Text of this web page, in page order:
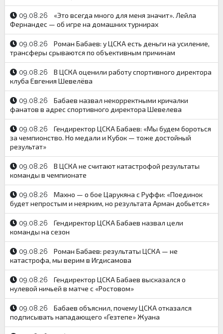
09.08.26
«Это всегда много для меня значит». Лейла
Фернандес — об игре на домашних турнирах
09.08.26
Роман Бабаев: у ЦСКА есть деньги на усиление,
трансферы срываются по объективным причинам
09.08.26
В ЦСКА оценили работу спортивного директора
клуба Евгения Шевелёва
09.08.26
Бабаев назвал некорректными кричалки
фанатов в адрес спортивного директора Шевелева
09.08.26
Гендиректор ЦСКА Бабаев: «Мы будем бороться
за чемпионство. Но медали и Кубок — тоже достойный
результат»
09.08.26
В ЦСКА не считают катастрофой результаты
команды в чемпионате
09.08.26
Махно — о бое Царукяна с Руффи: «Поединок
будет непростым и неярким, но результата Арман добьется»
09.08.26
Гендиректор ЦСКА Бабаев назвал цели
команды на сезон
09.08.26
Роман Бабаев: результаты ЦСКА — не
катастрофа, мы верим в Игдисамова
09.08.26
Гендиректор ЦСКА Бабаев высказался о
нулевой ничьей в матче с «Ростовом»
09.08.26
Бабаев объяснил, почему ЦСКА отказался
подписывать нападающего «Гезтепе» Жуана